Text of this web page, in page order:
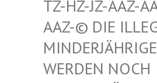
HZ-JZ-AAZ-AAZ-
-© DIE
DERJÄHRIGEN…,
DEN NOCH UNT